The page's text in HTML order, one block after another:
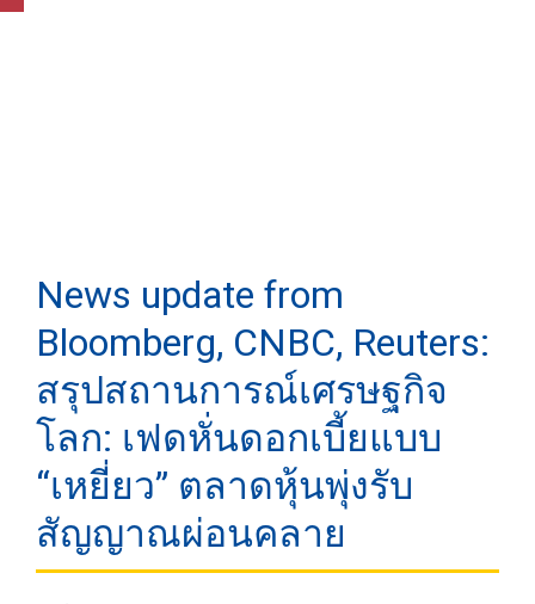
News update from
Bloomberg, CNBC, Reuters:
สรุปสถานการณ์เศรษฐกิจ
โลก: เฟดหั่นดอกเบี้ยแบบ
“เหยี่ยว” ตลาดหุ้นพุ่งรับ
สัญญาณผ่อนคลาย